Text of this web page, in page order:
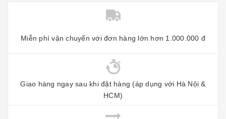
Miễn phí vận chuyển với đơn hàng lớn hơn 1.000.000 đ
Giao hàng ngay sau khi đặt hàng (áp dụng với Hà Nội &
HCM)